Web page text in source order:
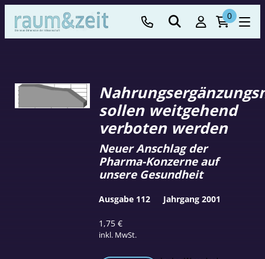
0
sollen weitgehend
verboten werden
1,75€
inkl. MwSt.
Neuer Anschlag der
Pharma-Konzerne auf
unsere Gesundheit
Ausgabe 112 Jahrgang 2001